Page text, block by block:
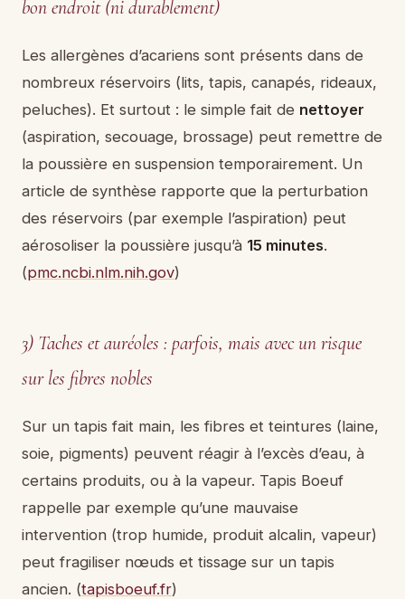
bon endroit (ni durablement)
Les allergènes d’acariens sont présents dans de
nombreux réservoirs (lits, tapis, canapés, rideaux,
peluches). Et surtout : le simple fait de nettoyer
(aspiration, secouage, brossage) peut remettre de
la poussière en suspension temporairement. Un
article de synthèse rapporte que la perturbation
des réservoirs (par exemple l’aspiration) peut
aérosoliser la poussière jusqu’à 15 minutes.
(pmc.ncbi.nlm.nih.gov)
3) Taches et auréoles : parfois, mais avec un risque
sur les fibres nobles
Sur un tapis fait main, les fibres et teintures (laine,
soie, pigments) peuvent réagir à l’excès d’eau, à
certains produits, ou à la vapeur. Tapis Boeuf
rappelle par exemple qu’une mauvaise
intervention (trop humide, produit alcalin, vapeur)
peut fragiliser nœuds et tissage sur un tapis
ancien. (tapisboeuf.fr)